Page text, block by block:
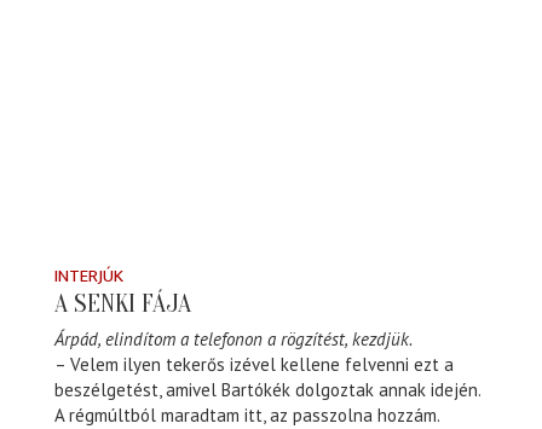
INTERJÚK
A SENKI FÁJA
Árpád, elindítom a telefonon a rögzítést, kezdjük.
– Velem ilyen tekerős izével kellene felvenni ezt a
beszélgetést, amivel Bartókék dolgoztak annak idején.
A régmúltból maradtam itt, az passzolna hozzám.